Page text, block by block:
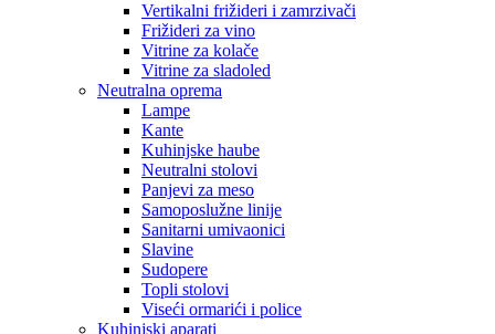
Vertikalni frižideri i zamrzivači
Frižideri za vino
Vitrine za kolače
Vitrine za sladoled
Neutralna oprema
Lampe
Kante
Kuhinjske haube
Neutralni stolovi
Panjevi za meso
Samoposlužne linije
Sanitarni umivaonici
Slavine
Sudopere
Topli stolovi
Viseći ormarići i police
Kuhinjski aparati